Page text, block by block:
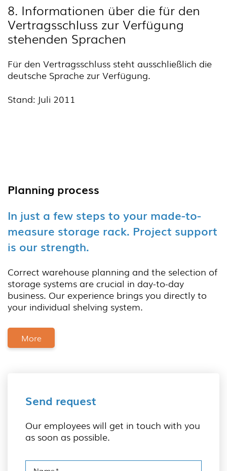
8. Informationen über die für den
Vertragsschluss zur Verfügung
stehenden Sprachen
Für den Vertragsschluss steht ausschließlich die
deutsche Sprache zur Verfügung.
Stand: Juli 2011
Planning process
In just a few steps to your made-to-
measure storage rack. Project support
is our strength.
Correct warehouse planning and the selection of
storage systems are crucial in day-to-day
business. Our experience brings you directly to
your individual shelving system.
More
Send request
Our employees will get in touch with you
as soon as possible.